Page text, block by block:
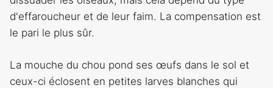
d'effaroucheur et de leur faim. La compensation est
le pari le plus sûr.
La mouche du chou pond ses œufs dans le sol et
ceux-ci éclosent en petites larves blanches qui